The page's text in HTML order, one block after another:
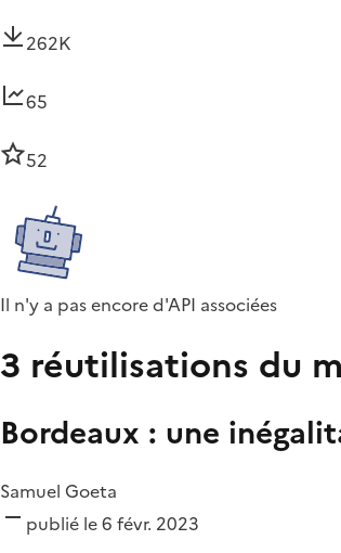
262K
65
52
Il n'y a pas encore d'API associées
3 réutilisations du
Bordeaux : une
Samuel Goeta
publié le 6 févr. 2023